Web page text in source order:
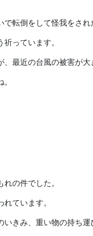
転倒をして怪我をされ
っています。
最近の台風の被害が大
の件でした。
ています。
きみ、重い物の持ち運